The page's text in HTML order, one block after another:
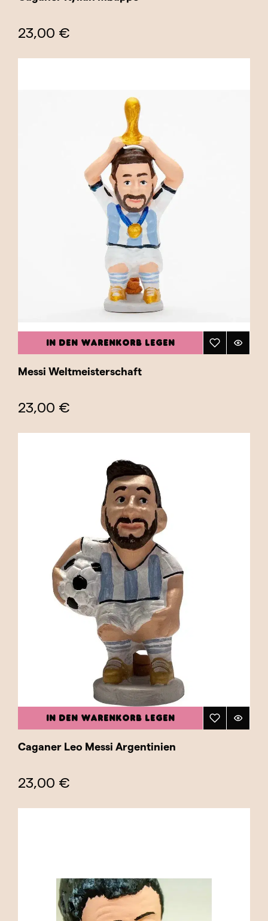
23,00 €
IN DEN WARENKORB LEGEN
Messi Weltmeisterschaft
23,00 €
IN DEN WARENKORB LEGEN
Caganer Leo Messi Argentinien
23,00 €